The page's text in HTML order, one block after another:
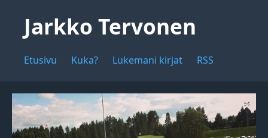
Jarkko Tervonen
Etusivu Kuka? Lukemani kirjat RSS